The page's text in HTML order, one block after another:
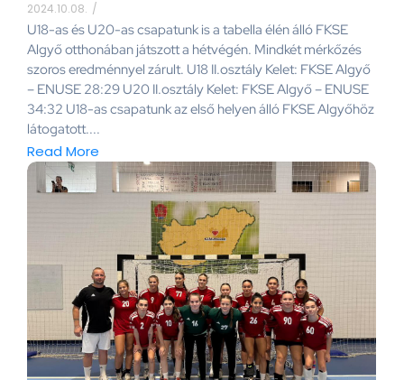
2024.10.08. /
U18-as és U20-as csapatunk is a tabella élén álló FKSE
Algyő otthonában játszott a hétvégén. Mindkét mérkőzés
szoros eredménnyel zárult. U18 II.osztály Kelet: FKSE Algyő
– ENUSE 28:29 U20 II.osztály Kelet: FKSE Algyő – ENUSE
34:32 U18-as csapatunk az első helyen álló FKSE Algyőhöz
látogatott....
Read More